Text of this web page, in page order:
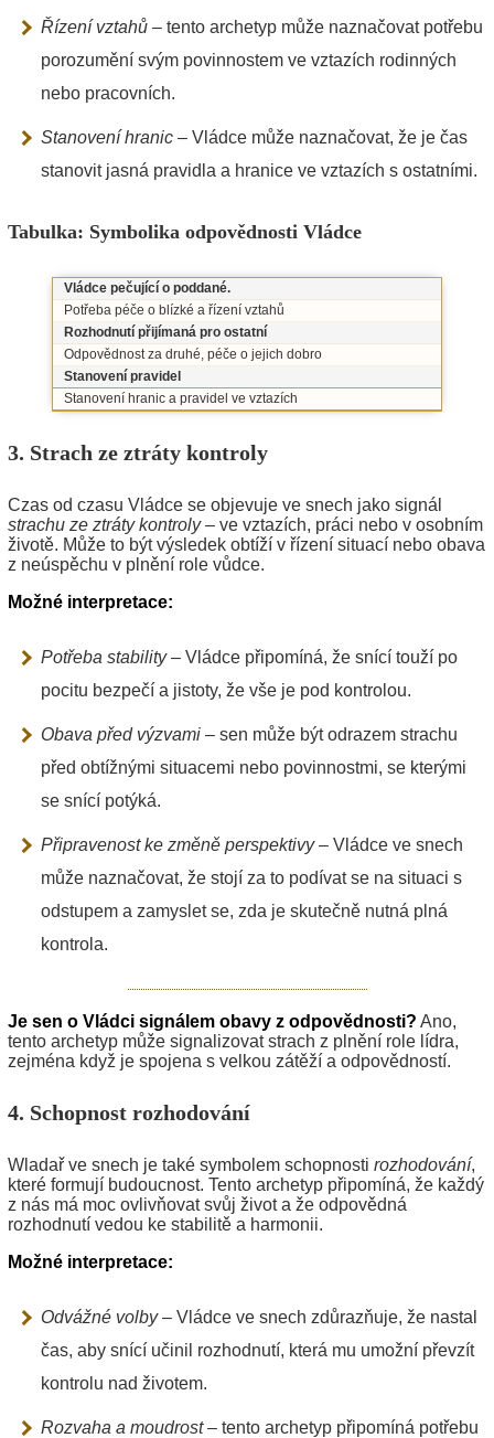
Řízení vztahů – tento archetyp může naznačovat potřebu
porozumění svým povinnostem ve vztazích rodinných
nebo pracovních.
Stanovení hranic – Vládce může naznačovat, že je čas
stanovit jasná pravidla a hranice ve vztazích s ostatními.
Tabulka: Symbolika odpovědnosti Vládce
Vládce pečující o poddané.
Potřeba péče o blízké a řízení vztahů
Rozhodnutí přijímaná pro ostatní
Odpovědnost za druhé, péče o jejich dobro
Stanovení pravidel
Stanovení hranic a pravidel ve vztazích
3. Strach ze ztráty kontroly
Czas od czasu Vládce se objevuje ve snech jako signál
strachu ze ztráty kontroly– ve vztazích, práci nebo v osobním
životě. Může to být výsledek obtíží v řízení situací nebo obava
z neúspěchu v plnění role vůdce.
Možné interpretace:
Potřeba stability– Vládce připomíná, že snící touží po
pocitu bezpečí a jistoty, že vše je pod kontrolou.
Obava před výzvami – sen může být odrazem strachu
před obtížnými situacemi nebo povinnostmi, se kterými
se snící potýká.
Připravenost ke změně perspektivy– Vládce ve snech
může naznačovat, že stojí za to podívat se na situaci s
odstupem a zamyslet se, zda je skutečně nutná plná
kontrola.
Je sen o Vládci signálem obavy z odpovědnosti? Ano,
tento archetyp může signalizovat strach z plnění role lídra,
zejména když je spojena s velkou zátěží a odpovědností.
4. Schopnost rozhodování
Wladař ve snech je také symbolem schopnosti rozhodování,
které formují budoucnost. Tento archetyp připomíná, že každý
z nás má moc ovlivňovat svůj život a že odpovědná
rozhodnutí vedou ke stabilitě a harmonii.
Možné interpretace:
Odvážné volby– Vládce ve snech zdůrazňuje, že nastal
čas, aby snící učinil rozhodnutí, která mu umožní převzít
kontrolu nad životem.
Rozvaha a moudrost– tento archetyp připomíná potřebu